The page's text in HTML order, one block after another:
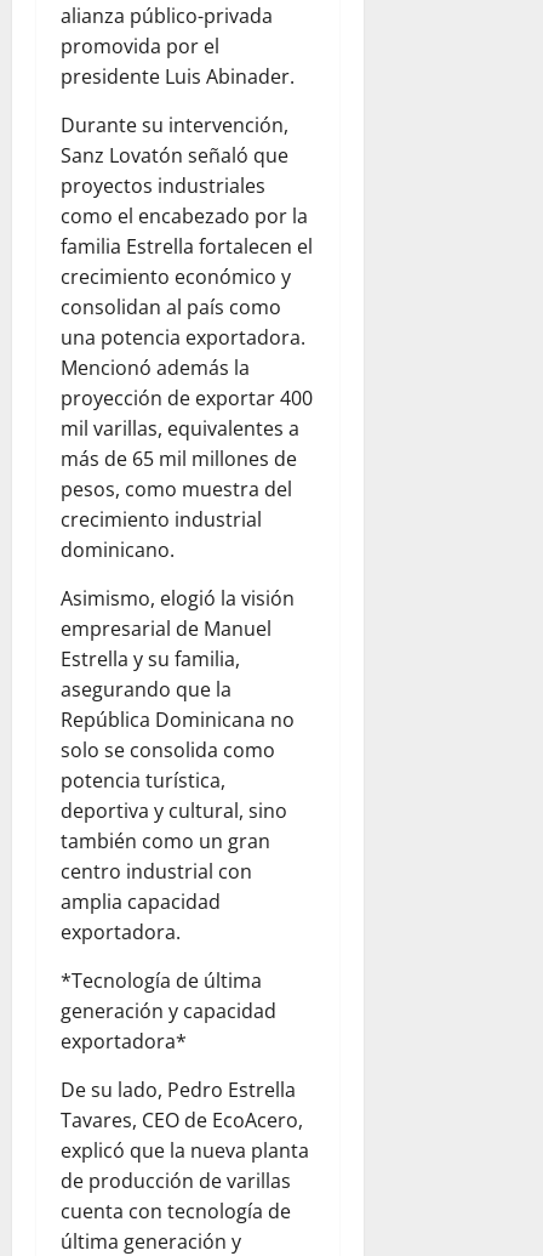
alianza público-privada
promovida por el
presidente Luis Abinader.
Durante su intervención,
Sanz Lovatón señaló que
proyectos industriales
como el encabezado por la
familia Estrella fortalecen el
crecimiento económico y
consolidan al país como
una potencia exportadora.
Mencionó además la
proyección de exportar 400
mil varillas, equivalentes a
más de 65 mil millones de
pesos, como muestra del
crecimiento industrial
dominicano.
Asimismo, elogió la visión
empresarial de Manuel
Estrella y su familia,
asegurando que la
República Dominicana no
solo se consolida como
potencia turística,
deportiva y cultural, sino
también como un gran
centro industrial con
amplia capacidad
exportadora.
*Tecnología de última
generación y capacidad
exportadora*
De su lado, Pedro Estrella
Tavares, CEO de EcoAcero,
explicó que la nueva planta
de producción de varillas
cuenta con tecnología de
última generación y